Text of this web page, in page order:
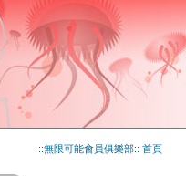
::無限可能會員俱樂部:: 首頁